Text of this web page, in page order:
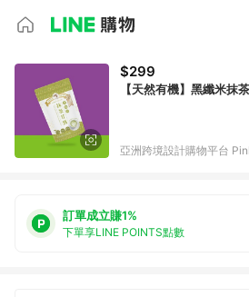
$299
【天然有機】黑纖米抹
亞洲跨境設計購物平台
訂單成立賺1%
下單享LINE POINTS點數